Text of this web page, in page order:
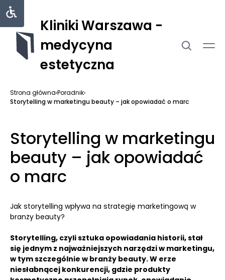
Kliniki Warszawa -
medycyna
estetyczna
Strona główna›Poradnik›
Storytelling w marketingu beauty – jak opowiadać o marc
Storytelling w marketingu
beauty – jak opowiadać
o marc
Jak storytelling wpływa na strategię marketingową w
branży beauty?
Storytelling, czyli sztuka opowiadania historii, stał
się jednym z najważniejszych narzędzi w marketingu,
w tym szczególnie w branży beauty.W erze
niesłabnącej konkurencji, gdzie produkty